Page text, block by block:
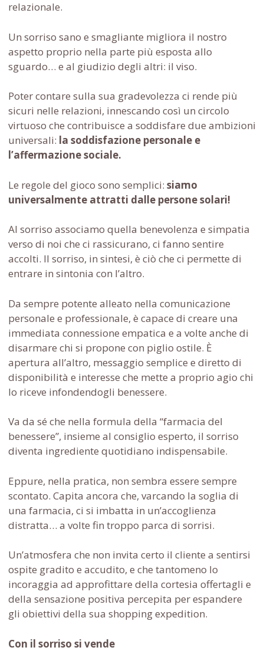
relazionale.
Un sorriso sano e smagliante migliora il nostro
aspetto proprio nella parte più esposta allo
sguardo… e al giudizio degli altri: il viso.
Poter contare sulla sua gradevolezza ci rende più
sicuri nelle relazioni, innescando così un circolo
virtuoso che contribuisce a soddisfare due ambizioni
universali: la soddisfazione personale e
l’affermazione sociale.
Le regole del gioco sono semplici: siamo
universalmente attratti dalle persone solari!
Al sorriso associamo quella benevolenza e simpatia
verso di noi che ci rassicurano, ci fanno sentire
accolti. Il sorriso, in sintesi, è ciò che ci permette di
entrare in sintonia con l’altro.
Da sempre potente alleato nella comunicazione
personale e professionale, è capace di creare una
immediata connessione empatica e a volte anche di
disarmare chi si propone con piglio ostile. È
apertura all’altro, messaggio semplice e diretto di
disponibilità e interesse che mette a proprio agio chi
lo riceve infondendogli benessere.
Va da sé che nella formula della “farmacia del
benessere”, insieme al consiglio esperto, il sorriso
diventa ingrediente quotidiano indispensabile.
Eppure, nella pratica, non sembra essere sempre
scontato. Capita ancora che, varcando la soglia di
una farmacia, ci si imbatta in un’accoglienza
distratta… a volte fin troppo parca di sorrisi.
Un’atmosfera che non invita certo il cliente a sentirsi
ospite gradito e accudito, e che tantomeno lo
incoraggia ad approfittare della cortesia offertagli e
della sensazione positiva percepita per espandere
gli obiettivi della sua shopping expedition.
Con il sorriso si vende